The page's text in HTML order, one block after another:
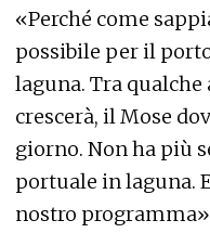
«Perché come
possibile per il
laguna. Tra
crescerà, il Mose
giorno. Non ha più
portuale in laguna.
nostro